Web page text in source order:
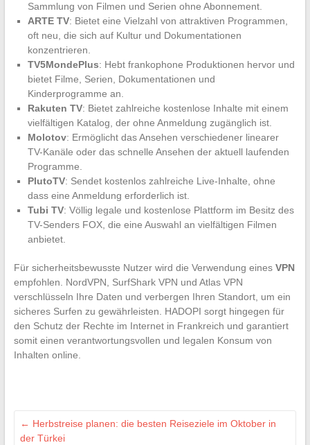
Sammlung von Filmen und Serien ohne Abonnement.
ARTE TV: Bietet eine Vielzahl von attraktiven Programmen,
oft neu, die sich auf Kultur und Dokumentationen
konzentrieren.
TV5MondePlus: Hebt frankophone Produktionen hervor und
bietet Filme, Serien, Dokumentationen und
Kinderprogramme an.
Rakuten TV: Bietet zahlreiche kostenlose Inhalte mit einem
vielfältigen Katalog, der ohne Anmeldung zugänglich ist.
Molotov: Ermöglicht das Ansehen verschiedener linearer
TV-Kanäle oder das schnelle Ansehen der aktuell laufenden
Programme.
PlutoTV: Sendet kostenlos zahlreiche Live-Inhalte, ohne
dass eine Anmeldung erforderlich ist.
Tubi TV: Völlig legale und kostenlose Plattform im Besitz des
TV-Senders FOX, die eine Auswahl an vielfältigen Filmen
anbietet.
Für sicherheitsbewusste Nutzer wird die Verwendung eines VPN
empfohlen. NordVPN, SurfShark VPN und Atlas VPN
verschlüsseln Ihre Daten und verbergen Ihren Standort, um ein
sicheres Surfen zu gewährleisten. HADOPI sorgt hingegen für
den Schutz der Rechte im Internet in Frankreich und garantiert
somit einen verantwortungsvollen und legalen Konsum von
Inhalten online.
← Herbstreise planen: die besten Reiseziele im Oktober in
der Türkei